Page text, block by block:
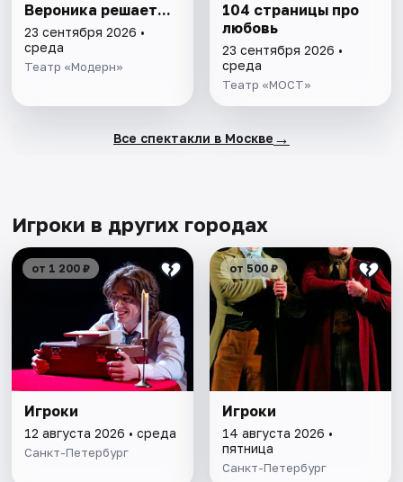
Вероника решает...
23 сентября 2026 •
среда
Театр «Модерн»
104 страницы про
любовь
23 сентября 2026 •
среда
Театр «МОСТ»
Все спектакли в Москве →
Игроки в других городах
от 1 200 ₽
Игроки
12 августа 2026 • среда
Санкт-Петербург
от 500 ₽
Игроки
14 августа 2026 •
пятница
Санкт-Петербург